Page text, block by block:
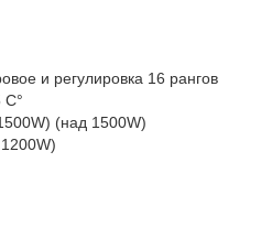
и регулировка 16 рангов
(над 1500W)